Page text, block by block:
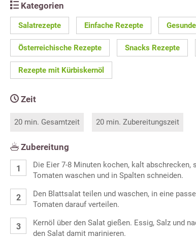
Kategorien
Salatrezepte Einfache Rezepte
Österreichische Rezepte Snacks Rezepte
Rezepte mit Kürbiskernöl
Zeit
20 min. Gesamtzeit 20 min. Zubereitungszeit
Zubereitung
Die Eier 7-8 Minuten kochen, kalt abschrecken,
Tomaten waschen und in Spalten schneiden.
Den Blattsalat teilen und waschen, in eine
Tomaten darauf verteilen.
Kernöl über den Salat gießen. Essig, Salz und
den Salat damit marinieren.